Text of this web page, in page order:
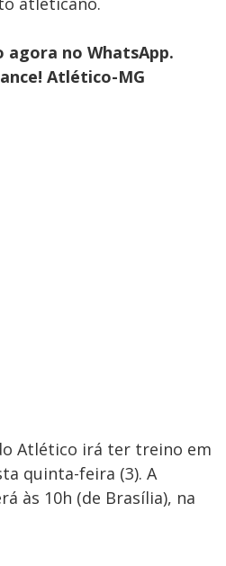
agora no WhatsApp.
Atlético-MG
Atlético irá ter treino em
quinta-feira (3). A
às 10h (de Brasília), na